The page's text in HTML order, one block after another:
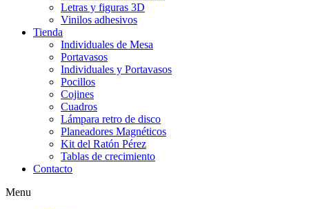
Letras y figuras 3D
Vinilos adhesivos
Tienda
Individuales de Mesa
Portavasos
Individuales y Portavasos
Pocillos
Cojines
Cuadros
Lámpara retro de disco
Planeadores Magnéticos
Kit del Ratón Pérez
Tablas de crecimiento
Contacto
Menu